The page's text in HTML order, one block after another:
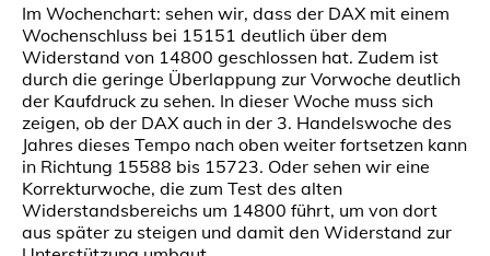
Im Wochenchart: sehen wir, dass der DAX mit einem
Wochenschluss bei 15151 deutlich über dem
Widerstand von 14800 geschlossen hat. Zudem ist
durch die geringe Überlappung zur Vorwoche deutlich
der Kaufdruck zu sehen. In dieser Woche muss sich
zeigen, ob der DAX auch in der 3. Handelswoche des
Jahres dieses Tempo nach oben weiter fortsetzen kann
in Richtung 15588 bis 15723. Oder sehen wir eine
Korrekturwoche, die zum Test des alten
Widerstandsbereichs um 14800 führt, um von dort
aus später zu steigen und damit den Widerstand zur